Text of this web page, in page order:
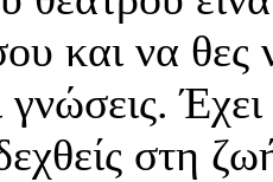
και να θες
στη